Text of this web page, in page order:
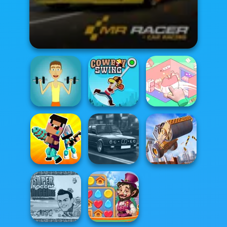
Muscle Clicker Cowboy Swing
Organization
Princess
Noob vs Pro
Challenge
Highway Cars
Traffic Racer